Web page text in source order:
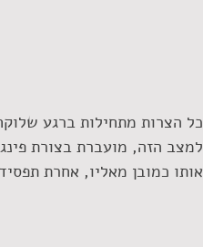
כל הצרות מתחילות ברגע
למצב הזה, מועברת בצורת
אותו כמובן מאליו, אחרת